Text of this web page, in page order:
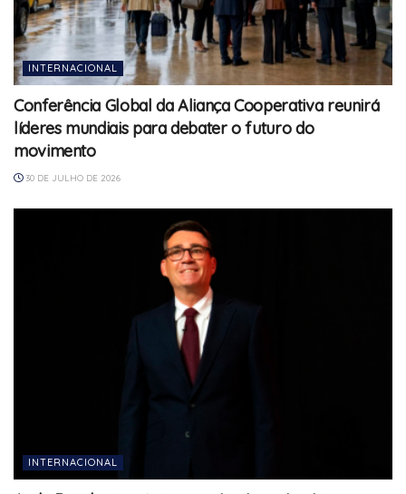
INTERNACIONAL
Conferência Global da Aliança Cooperativa reunirá
líderes mundiais para debater o futuro do
movimento
30 DE JULHO DE 2026
INTERNACIONAL